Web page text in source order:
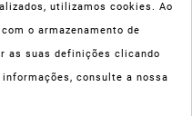
se autorizada pelo INFARMED
de Medicamentos Não
produtos de saúde e bem-estar
Medicamentos Não Sujeitos a
utilizamos cookies. Ao
o armazenamento de
as suas definições clicando
consulte a nossa